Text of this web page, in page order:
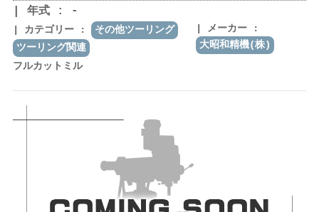
年式 : -
カテゴリー :
その他ツーリング
ツーリング関連
メーカー :
大昭和精機(株)
フルカットミル